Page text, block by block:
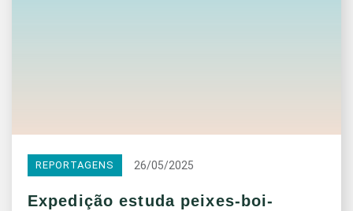
REPORTAGENS 26/05/2025
Expedição estuda peixes-boi-